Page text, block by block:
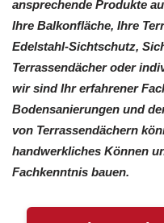
ansprechende Produkte
Ihre Balkonfläche, Ihre
Edelstahl-Sichtschutz,
Terrassendächer oder
wir sind Ihr erfahrener
Bodensanierungen und
von Terrassendächern
handwerkliches Können
Fachkenntnis bauen.